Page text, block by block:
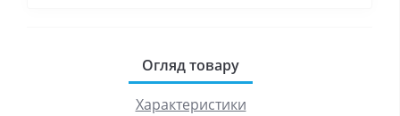
Огляд товару
Характеристики